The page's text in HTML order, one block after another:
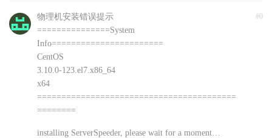
#0
物理机安装错误提示
===============System
Info=======================
CentOS
3.10.0-123.el7.x86_64
x64
=========================================
========
installing ServerSpeeder, please wait for a moment…